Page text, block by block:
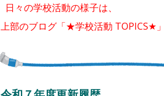
日々の学校活動の様子は、
上部のブログ「★学校活動 TOPICS★」